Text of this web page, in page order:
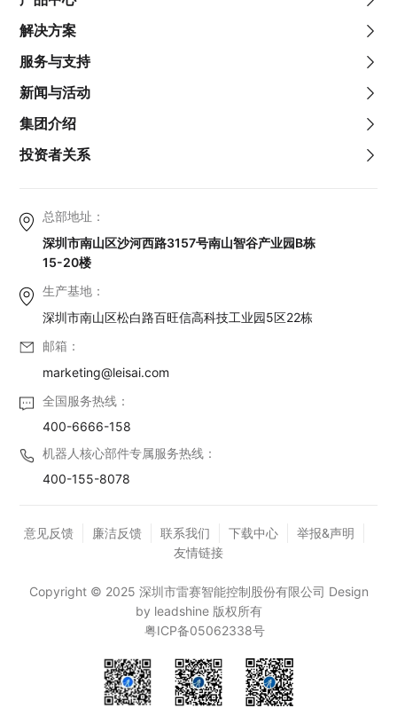
总部地址：
深圳市南山区沙河西路3157号南山智谷产业园B栋
15-20楼
生产基地：
深圳市南山区松白路百旺信高科技工业园5区22栋
邮箱：
marketing@leisai.com
全国服务热线：
400-6666-158
机器人核心部件专属服务热线：
400-155-8078
解决方案
服务与支持
新闻与活动
集团介绍
投资者关系
意见反馈 廉洁反馈 联系我们 下载中心
举报&声明
友情链接
Copyright © 2025 深圳市雷赛智能控制股份有限公司 Design
by leadshine 版权所有
粤ICP备05062338号